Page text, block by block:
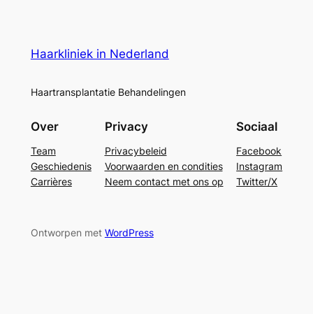
Haarkliniek in Nederland
Haartransplantatie Behandelingen
Over
Team
Geschiedenis
Carrières
Privacy
Privacybeleid
Voorwaarden en condities
Neem contact met ons op
Sociaal
Facebook
Instagram
Twitter/X
Ontworpen met WordPress